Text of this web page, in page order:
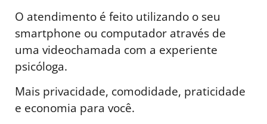
O atendimento é feito utilizando o seu
smartphone ou computador através de
uma videochamada com a experiente
psicóloga.
Mais privacidade, comodidade, praticidade
e economia para você.